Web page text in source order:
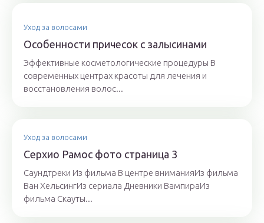
Уход за волосами
Особенности причесок с залысинами
Эффективные косметологические процедуры В
современных центрах красоты для лечения и
восстановления волос...
Уход за волосами
Серхио Рамос фото страница 3
Саундтреки Из фильма В центре вниманияИз фильма
Ван ХельсингИз сериала Дневники ВампираИз
фильма Скауты...